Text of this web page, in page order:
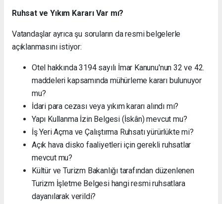
Ruhsat ve Yıkım Kararı Var mı?
Vatandaşlar ayrıca şu soruların da resmi belgelerle
açıklanmasını istiyor:
Otel hakkında 3194 sayılı İmar Kanunu'nun 32 ve 42.
maddeleri kapsamında mühürleme kararı bulunuyor
mu?
İdari para cezası veya yıkım kararı alındı mı?
Yapı Kullanma İzin Belgesi (İskân) mevcut mu?
İş Yeri Açma ve Çalıştırma Ruhsatı yürürlükte mi?
Açık hava disko faaliyetleri için gerekli ruhsatlar
mevcut mu?
Kültür ve Turizm Bakanlığı tarafından düzenlenen
Turizm İşletme Belgesi hangi resmi ruhsatlara
dayanılarak verildi?